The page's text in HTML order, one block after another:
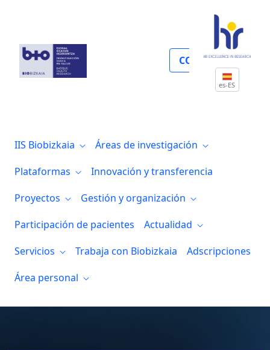
COLABORA
es-ES
IIS Biobizkaia
Áreas de investigación
Plataformas
Innovación y transferencia
Proyectos
Gestión y organización
Participación de pacientes
Actualidad
Servicios
Trabaja con Biobizkaia
Adscripciones
Área personal